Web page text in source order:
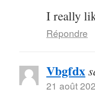
I really
Répondre
Vbgfdx
21 août